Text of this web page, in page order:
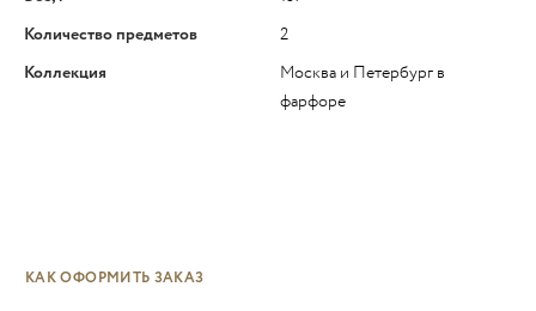
Количество предметов
2
Коллекция
Москва и Петербург в
фарфоре
КАК ОФОРМИТЬ ЗАКАЗ